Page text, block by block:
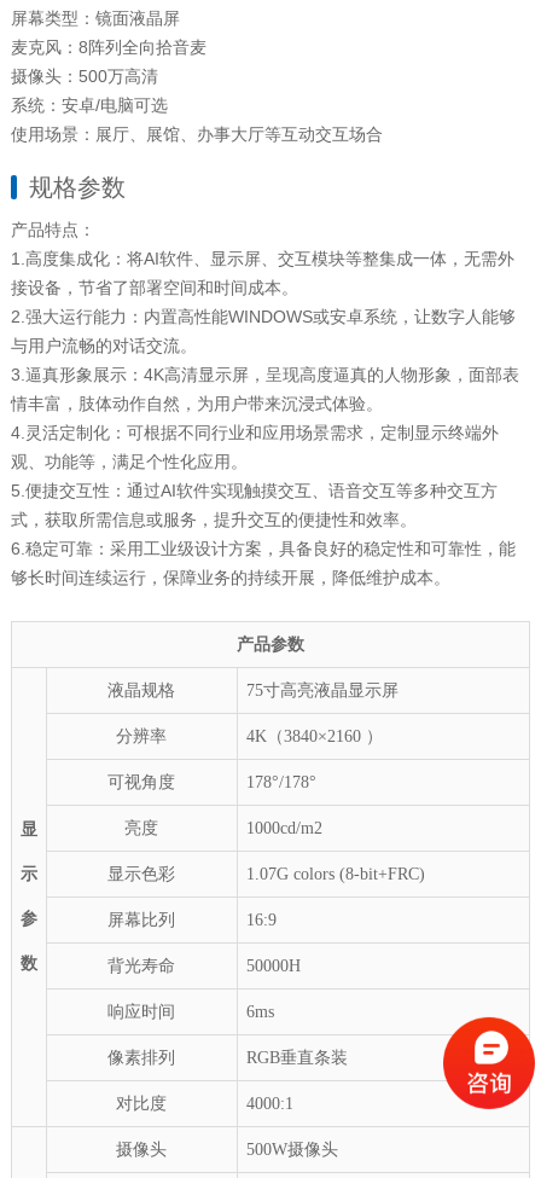
屏幕类型： 镜面液晶屏
麦克风： 8阵列全向拾音麦
摄像头： 500万高清
系统： 安卓/电脑可选
使用场景： 展厅、展馆、办事大厅等互动交互场合
规格参数
产品特点：
1.高度集成化：将AI软件、显示屏、交互模块等整集成一体，无需外
接设备，节省了部署空间和时间成本。
2.强大运行能力：内置高性能WINDOWS或安卓系统，让数字人能够
与用户流畅的对话交流。
3.逼真形象展示：4K高清显示屏，呈现高度逼真的人物形象，面部表
情丰富，肢体动作自然，为用户带来沉浸式体验。
4.灵活定制化：可根据不同行业和应用场景需求，定制显示终端外
观、功能等，满足个性化应用。
5.便捷交互性：通过AI软件实现触摸交互、语音交互等多种交互方
式，获取所需信息或服务，提升交互的便捷性和效率。
6.稳定可靠：采用工业级设计方案，具备良好的稳定性和可靠性，能
够长时间连续运行，保障业务的持续开展，降低维护成本。
产品参数
显
示
参
数
液晶规格 75寸高亮液晶显示屏
分辨率 4K（3840×2160 ）
可视角度 178°/178°
亮度 1000cd/m2
显示色彩 1.07G colors (8-bit+FRC)
屏幕比列 16:9
背光寿命 50000H
响应时间 6ms
像素排列 RGB垂直条装
对比度 4000:1
摄像头 500W摄像头